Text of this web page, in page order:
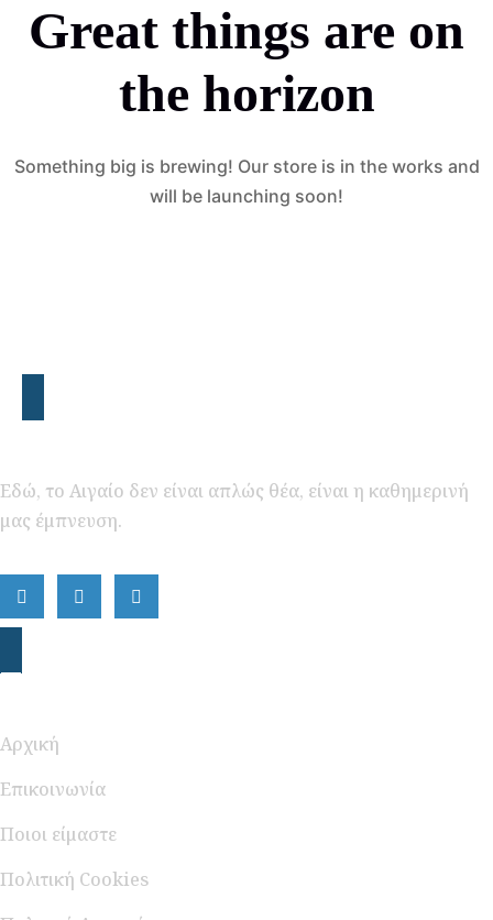
Great things are on
the horizon
Something big is brewing! Our store is in the works and
will be launching soon!
Εδώ, το Αιγαίο δεν είναι απλώς θέα, είναι η καθημερινή
μας έμπνευση.
Περιήγηση
Αρχική
Επικοινωνία
Ποιοι είμαστε
Πολιτική Cookies